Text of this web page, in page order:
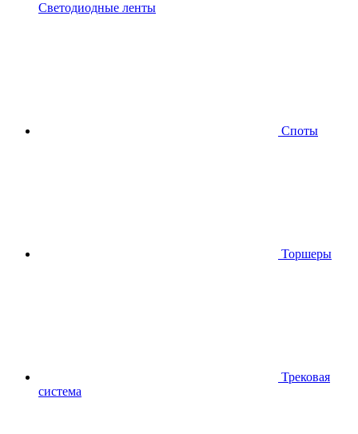
Светодиодные ленты
Споты
Торшеры
Трековая
система